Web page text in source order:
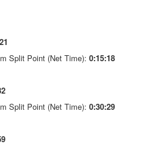
Split Point (Net Time): 0:15:18
Split Point (Net Time): 0:30:29